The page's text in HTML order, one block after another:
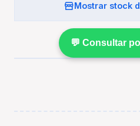
Mostrar stock
💬 Consultar